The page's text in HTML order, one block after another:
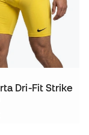
Dri-Fit Strike